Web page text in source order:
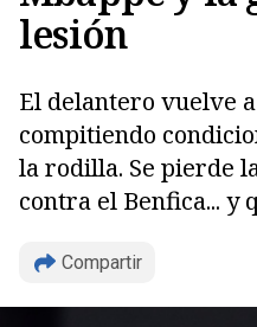
lesión
El delantero vuelve
compitiendo
la rodilla. Se pierde
contra el Benfica... y
Compartir